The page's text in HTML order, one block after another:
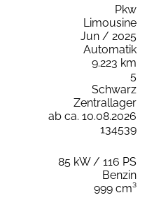
Pkw
Limousine
Jun / 2025
Automatik
9.223 km
5
Schwarz
Zentrallager
ab ca. 10.08.2026
134539
85 kW / 116 PS
Benzin
999 cm³